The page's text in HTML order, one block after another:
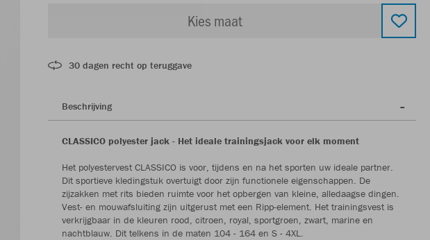
Kies maat
30 dagen recht op teruggave
Beschrijving
CLASSICO polyester jack - Het ideale trainingsjack voor elk moment
Het polyestervest CLASSICO is voor, tijdens en na het sporten uw ideale partner.
Dit sportieve kledingstuk overtuigt door zijn functionele eigenschappen. De
zijzakken met rits bieden ruimte voor het opbergen van kleine, alledaagse dingen.
Vest- en mouwafsluiting zijn uitgerust met een Ripp-element. Het trainingsvest is
verkrijgbaar in de kleuren rood, citroen, royal, sportgroen, zwart, marine en
nachtblauw. Dit telkens in de maten 104 - 164 en S - 4XL.